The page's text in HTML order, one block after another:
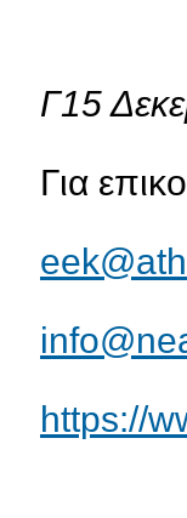
Γ15
Για
https://